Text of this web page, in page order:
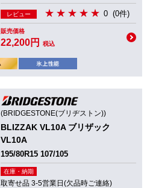
レビュー 0 (0件)
販売価格
22,200円 税込
(BRIDGESTONE(ブリヂストン))
BLIZZAK VL10A ブリザック
VL10A
195/80R15 107/105
在庫・納期
取寄せ品 3-5営業日(欠品時ご連絡)